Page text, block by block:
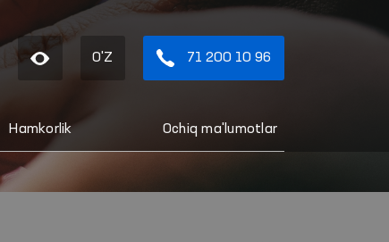
O'Z 71 200 10 96
Hamkorlik Ochiq ma'lumotlar